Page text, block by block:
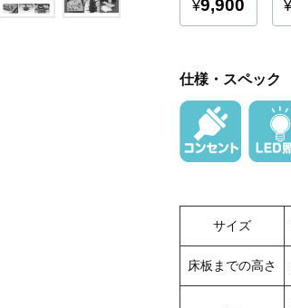
仕様・スペック
サイズ
床板までの高さ